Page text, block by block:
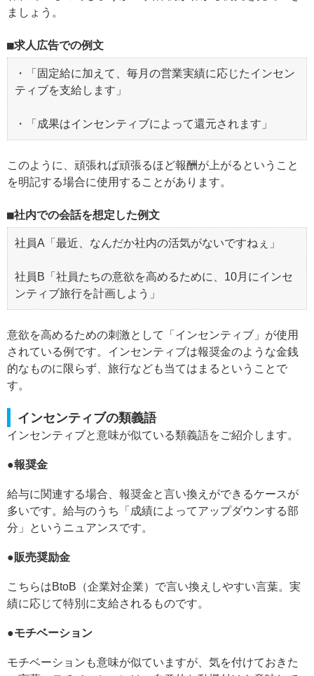
ましょう。
求人広告での例文
・「固定給に加えて、毎月の営業実績に応じたインセン
ティブを支給します」
・「成果はインセンティブによって還元されます」
このように、頑張れば頑張るほど報酬が上がるということ
を明記する場合に使用することがあります。
社内での会話を想定した例文
社員A「最近、なんだか社内の活気がないですねぇ」
社員B「社員たちの意欲を高めるために、10月にインセ
ンティブ旅行を計画しよう」
意欲を高めるための刺激として「インセンティブ」が使用
されている例です。インセンティブは報奨金のような金銭
的なものに限らず、旅行なども当てはまるということで
す。
インセンティブの類義語
インセンティブと意味が似ている類義語をご紹介します。
●報奨金
給与に関連する場合、報奨金と言い換えができるケースが
多いです。給与のうち「成績によってアップダウンする部
分」というニュアンスです。
●販売奨励金
こちらはBtoB（企業対企業）で言い換えしやすい言葉。実
績に応じて特別に支給されるものです。
●モチベーション
モチベーションも意味が似ていますが、気を付けておきた